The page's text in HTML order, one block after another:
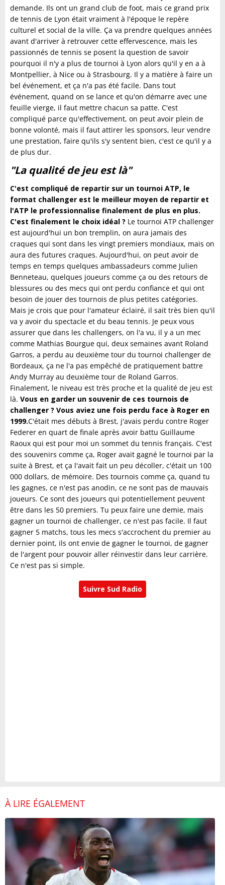
demande. Ils ont un grand club de foot, mais ce grand prix
de tennis de Lyon était vraiment à l'époque le repère
culturel et social de la ville. Ça va prendre quelques années
avant d'arriver à retrouver cette effervescence, mais les
passionnés de tennis se posent la question de savoir
pourquoi il n'y a plus de tournoi à Lyon alors qu'il y en a à
Montpellier, à Nice ou à Strasbourg. Il y a matière à faire un
bel événement, et ça n'a pas été facile. Dans tout
événement, quand on se lance et qu'on démarre avec une
feuille vierge, il faut mettre chacun sa patte. C'est
compliqué parce qu'effectivement, on peut avoir plein de
bonne volonté, mais il faut attirer les sponsors, leur vendre
une prestation, faire qu'ils s'y sentent bien, c'est ce qu'il y a
de plus dur.
"La qualité de jeu est là"
C'est compliqué de repartir sur un tournoi ATP, le
format challenger est le meilleur moyen de repartir et
l'ATP le professionnalise finalement de plus en plus.
C'est finalement le choix idéal ? Le tournoi ATP challenger
est aujourd'hui un bon tremplin, on aura jamais des
craques qui sont dans les vingt premiers mondiaux, mais on
aura des futures craques. Aujourd'hui, on peut avoir de
temps en temps quelques ambassadeurs comme Julien
Benneteau, quelques joueurs comme ça ou des retours de
blessures ou des mecs qui ont perdu confiance et qui ont
besoin de jouer des tournois de plus petites catégories.
Mais je crois que pour l'amateur éclairé, il sait très bien qu'il
va y avoir du spectacle et du beau tennis. Je peux vous
assurer que dans les challengers, on l'a vu, il y a un mec
comme Mathias Bourgue qui, deux semaines avant Roland
Garros, a perdu au deuxième tour du tournoi challenger de
Bordeaux, ça ne l'a pas empêché de pratiquement battre
Andy Murray au deuxième tour de Roland Garros.
Finalement, le niveau est très proche et la qualité de jeu est
là. Vous en garder un souvenir de ces tournois de
challenger ? Vous aviez une fois perdu face à Roger en
1999.C'était mes débuts à Brest, j'avais perdu contre Roger
Federer en quart de finale après avoir battu Guillaume
Raoux qui est pour moi un sommet du tennis français. C'est
des souvenirs comme ça, Roger avait gagné le tournoi par la
suite à Brest, et ça l'avait fait un peu décoller, c'était un 100
000 dollars, de mémoire. Des tournois comme ça, quand tu
les gagnes, ce n'est pas anodin, ce ne sont pas de mauvais
joueurs. Ce sont des joueurs qui potentiellement peuvent
être dans les 50 premiers. Tu peux faire une demie, mais
gagner un tournoi de challenger, ce n'est pas facile. Il faut
gagner 5 matchs, tous les mecs s'accrochent du premier au
dernier point, ils ont envie de gagner le tournoi, de gagner
de l'argent pour pouvoir aller réinvestir dans leur carrière.
Ce n'est pas si simple.
Suivre Sud Radio
À LIRE ÉGALEMENT